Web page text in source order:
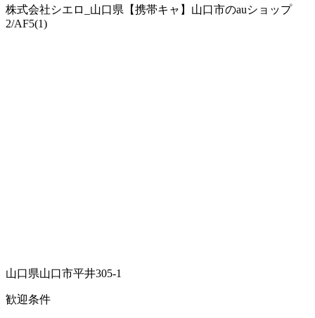
株式会社シエロ_山口県【携帯キャ】山口市のauショップ
2/AF5(1)
山口県山口市平井305-1
歓迎条件